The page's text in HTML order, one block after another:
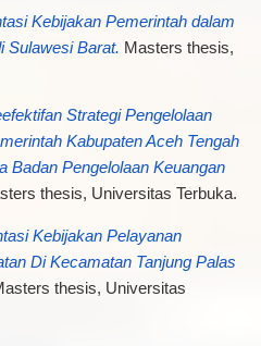
Kebijakan Pemerintah dalam
Sulawesi Barat. Masters thesis,
Strategi Pengelolaan
Kabupaten Aceh Tengah
Badan Pengelolaan Keuangan
thesis, Universitas Terbuka.
Kebijakan Pelayanan
Di Kecamatan Tanjung Palas
thesis, Universitas